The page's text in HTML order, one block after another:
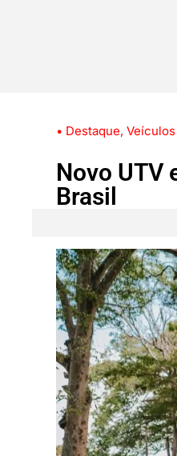
• Destaque, Veículos
Novo UTV
Brasil